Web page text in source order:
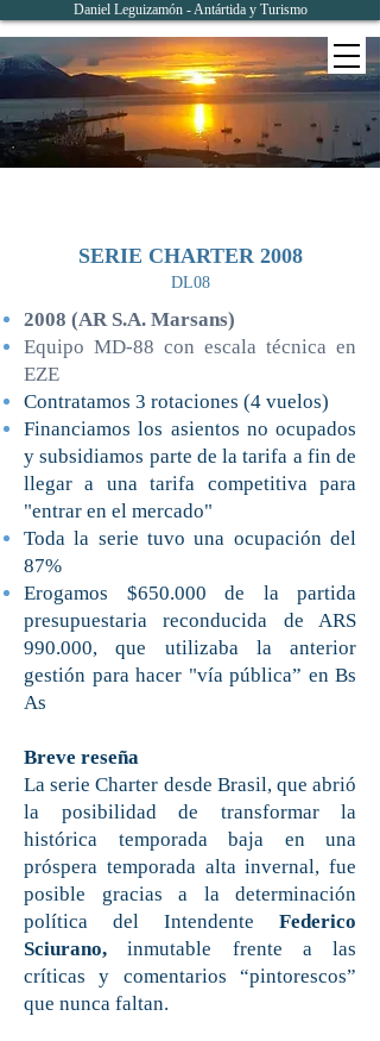
Daniel Leguizamón - Antártida y Turismo
SERIE CHARTER 2008
DL08
2008 (AR S.A. Marsans)
Equipo MD-88 con escala técnica en
EZE
Contratamos 3 rotaciones (4 vuelos)
Financiamos los asientos no ocupados
y subsidiamos parte de la tarifa a fin de
llegar a una tarifa competitiva para
"entrar en el mercado"
Toda la serie tuvo una ocupación del
87%
Erogamos $650.000 de la partida
presupuestaria reconducida de ARS
990.000, que utilizaba la anterior
gestión para hacer "vía pública” en Bs
As
Breve reseña
La serie Charter desde Brasil, que abrió
la posibilidad de transformar la
histórica temporada baja en una
próspera temporada alta invernal, fue
posible gracias a la determinación
política del Intendente Federico
Sciurano, inmutable frente a las
críticas y comentarios “pintorescos”
que nunca faltan.